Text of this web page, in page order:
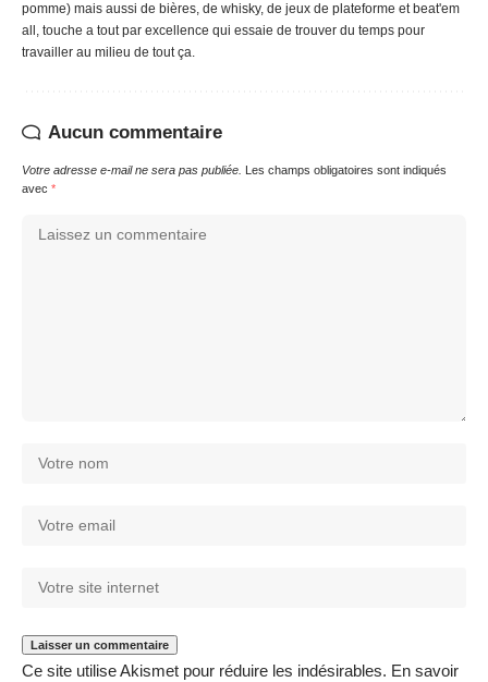
pomme) mais aussi de bières, de whisky, de jeux de plateforme et beat'em
all, touche a tout par excellence qui essaie de trouver du temps pour
travailler au milieu de tout ça.
Aucun commentaire
Votre adresse e-mail ne sera pas publiée. Les champs obligatoires sont indiqués
avec *
Ce site utilise Akismet pour réduire les indésirables. En savoir